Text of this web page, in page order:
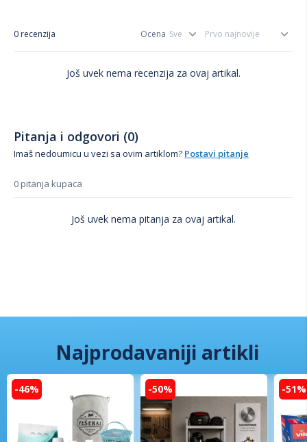
0 recenzija Ocena
Još uvek nema recenzija za ovaj artikal.
Pitanja i odgovori (0)
Imaš nedoumicu u vezi sa ovim artiklom? Postavi pitanje
0 pitanja kupaca
Još uvek nema pitanja za ovaj artikal.
Najprodavaniji artikli
-46% -50% -51%